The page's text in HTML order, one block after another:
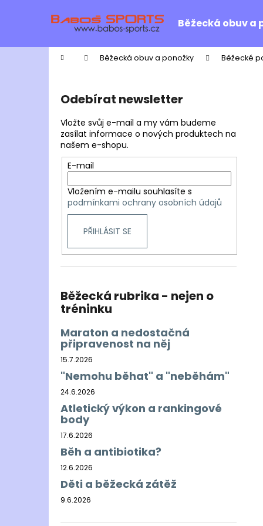
Běžecká obuv a
Domů Běžecká obuv a ponožky Běžecké
Odebírat newsletter
Vložte svůj e-mail a my vám budeme
zasílat informace o nových produktech na
našem e-shopu.
E-mail
Vložením e-mailu souhlasíte s
podmínkami ochrany osobních údajů
PŘIHLÁSIT SE
Běžecká rubrika - nejen o
tréninku
Maraton a nedostačná
připravenost na něj
15.7.2026
"Nemohu běhat" a "neběhám"
24.6.2026
Atletický výkon a rankingové
body
17.6.2026
Běh a antibiotika?
12.6.2026
Děti a běžecká zátěž
9.6.2026
í
do
do
BĚŽECKÁ BUNDA RONHILL EVERYDAY
899 Kč
Původně:1 200 Kč